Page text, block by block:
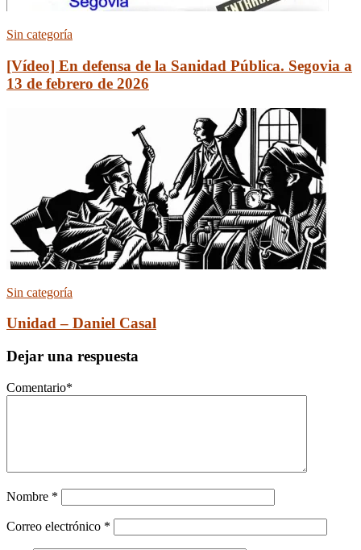
Sin categoría
[Vídeo] En defensa de la Sanidad Pública. Segovia a
13 de febrero de 2026
Sin categoría
Unidad – Daniel Casal
Dejar una respuesta
Comentario*
Nombre *
Correo electrónico *